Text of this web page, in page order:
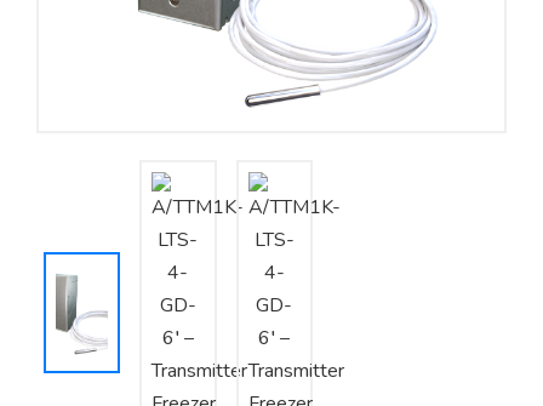
Nhà sản xuất thiết bị điều khiển
Cung cấp giải pháp quản lý cho toà nhà (BMS)
Tư vấn – Thiết kế – Cung cấp thiết bị HVAC
Tư vấn thiết kế, thi công tủ điều khiển
Thi công – Lắp đặt hệ thống HVAC